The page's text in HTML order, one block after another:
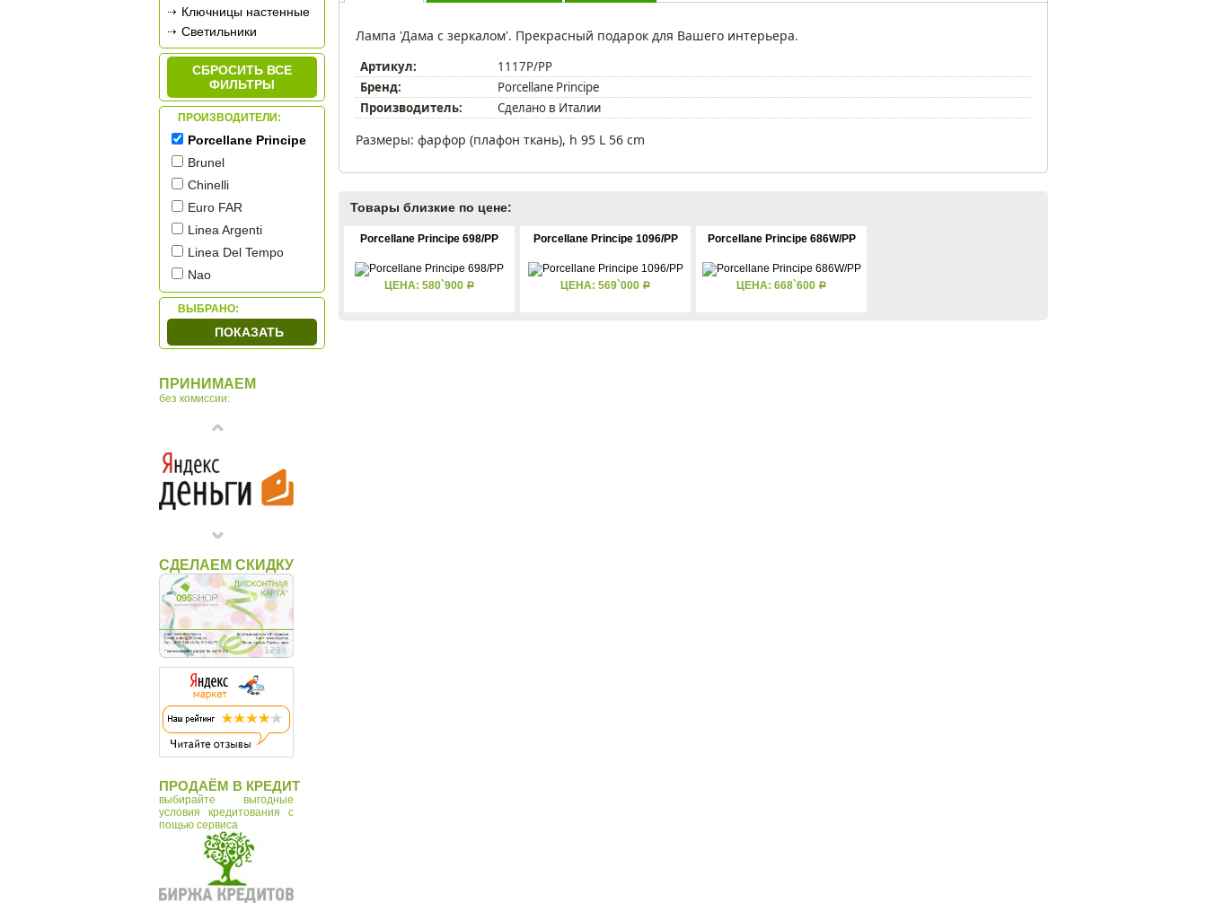
Ключницы настенные
Светильники
Подставки для книг
Подсвечники
Зеркала
Ароматизаторы
Ароматические свечи
Для ванной комнаты
Сервировочные
столики
Песочные часы
Мировое время
Подставки для
глобусов
СБРОСИТЬ ВСЕ
ФИЛЬТРЫ
ПРОИЗВОДИТЕЛИ:
Porcellane Principe
Brunel
Chinelli
Euro FAR
Linea Argenti
Linea Del Tempo
Nao
Ottaviani
Royal Copenhagen
Vanbo
ВЫБРАНО:
ПОКАЗАТЬ
ПРИНИМАЕМ
без комиссии:
СДЕЛАЕМ СКИДКУ
ПРОДАЁМ В КРЕДИТ
выбирайте выгодные
условия кредитования с
пощью сервиса
Лампа 'Дама с зеркалом'. Прекрасный подарок для Вашего интерьера.
Артикул:
1117P/PP
Бренд:
Porcellane Principe
Производитель:
Сделано в Италии
Размеры: фарфор (плафон ткань), h 95 L 56 cm
Товары близкие по цене:
Porcellane Principe 698/PP
ЦЕНА: 580`900 Р
Porcellane Principe 1096/PP
ЦЕНА: 569`000 Р
Porcellane Principe 686W/PP
ЦЕНА: 668`600 Р